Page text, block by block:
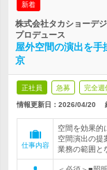
新着
株式会社タカショーデ
プロデュース
屋外空間の演出を
京
正社員 急募 完全週
情報更新日：2026/04/20
仕事内容
空間を効果的
空間演出の提
業務の範囲と